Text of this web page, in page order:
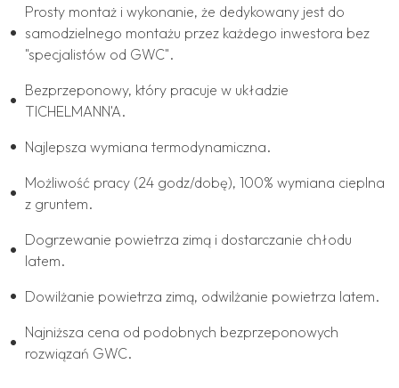
Prosty montaż i wykonanie, że dedykowany jest do
samodzielnego montażu przez każdego inwestora bez
"specjalistów od GWC".
Bezprzeponowy, który pracuje w układzie
TICHELMANN'A.
Najlepsza wymiana termodynamiczna.
Możliwość pracy (24 godz/dobę), 100% wymiana cieplna
z gruntem.
Dogrzewanie powietrza zimą i dostarczanie chłodu
latem.
Dowilżanie powietrza zimą, odwilżanie powietrza latem.
Najniższa cena od podobnych bezprzeponowych
rozwiązań GWC.